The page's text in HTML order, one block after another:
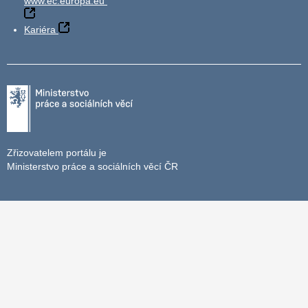
Kariéra
Zřizovatelem portálu je
Ministerstvo práce a sociálních věcí ČR